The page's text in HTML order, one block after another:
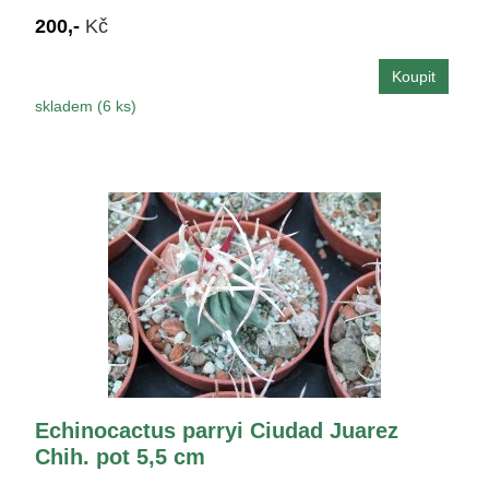
200,- Kč
skladem (6 ks)
Echinocactus parryi Ciudad Juarez
Chih. pot 5,5 cm